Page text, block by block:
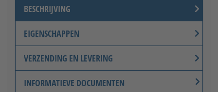
BESCHRIJVING
EIGENSCHAPPEN
VERZENDING EN LEVERING
INFORMATIEVE DOCUMENTEN